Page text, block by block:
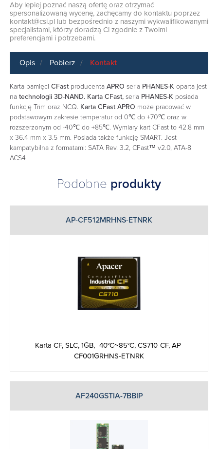
Aby lepiej poznać naszą ofertę oraz otrzymać
spersonalizowaną wycenę, zachęcamy do kontaktu poprzez
kontakt@csi.pl lub bezpośrednio z naszymi wykwalifikowanymi
specjalistami, którzy doradzą Ci zgodnie z Twoimi
preferencjami i potrzebami.
Opis Pobierz Kontakt
Karta pamięci CFast producenta APRO seria PHANES-K oparta jest
na technologii 3D-NAND. Karta CFast, seria PHANES-K posiada
funkcję Trim oraz NCQ. Karta CFast APRO może pracować w
podstawowym zakresie temperatur od 0℃ do +70℃ oraz w
rozszerzonym od -40℃ do +85℃. Wymiary kart CFast to 42.8 mm
x 36.4 mm x 3.5 mm. Posiada także funkcję SMART. Jest
kampatybilna z formatami: SATA Rev. 3.2, CFast™ v2.0, ATA-8
ACS4
Podobne produkty
AP-CF512MRHNS-ETNRK
Karta CF, SLC, 1GB, -40°C~85°C, CS710-CF, AP-
CF001GRHNS-ETNRK
AF240GSTIA-7BBIP